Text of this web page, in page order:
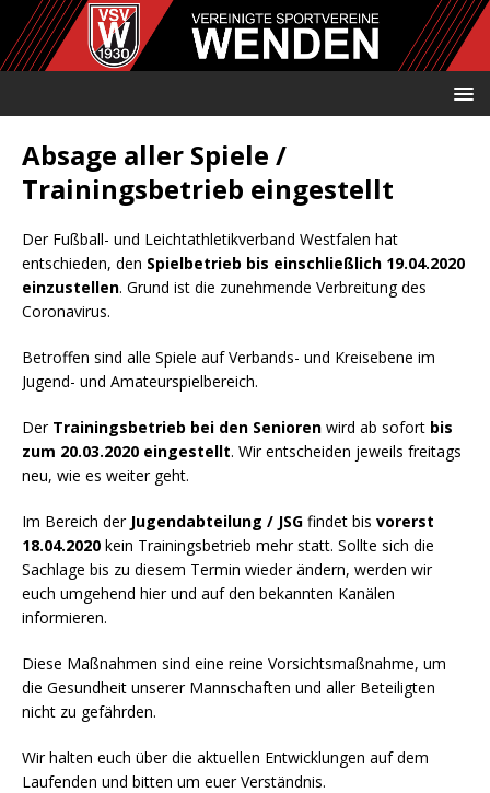
Absage aller Spiele /
Trainingsbetrieb eingestellt
Der Fußball- und Leichtathletikverband Westfalen hat
entschieden, den Spielbetrieb bis einschließlich 19.04.2020
einzustellen. Grund ist die zunehmende Verbreitung des
Coronavirus.
Betroffen sind alle Spiele auf Verbands- und Kreisebene im
Jugend- und Amateurspielbereich.
Der Trainingsbetrieb bei den Senioren wird ab sofort bis
zum 20.03.2020 eingestellt. Wir entscheiden jeweils freitags
neu, wie es weiter geht.
Im Bereich der Jugendabteilung / JSG findet bis vorerst
18.04.2020 kein Trainingsbetrieb mehr statt. Sollte sich die
Sachlage bis zu diesem Termin wieder ändern, werden wir
euch umgehend hier und auf den bekannten Kanälen
informieren.
Diese Maßnahmen sind eine reine Vorsichtsmaßnahme, um
die Gesundheit unserer Mannschaften und aller Beteiligten
nicht zu gefährden.
Wir halten euch über die aktuellen Entwicklungen auf dem
Laufenden und bitten um euer Verständnis.